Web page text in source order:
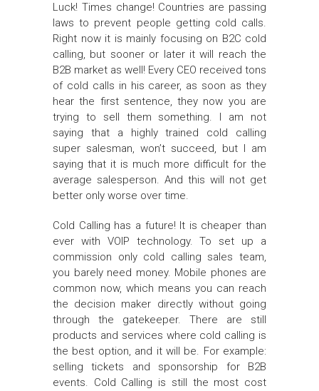
Luck! Times change! Countries are passing
laws to prevent people getting cold calls.
Right now it is mainly focusing on B2C cold
calling, but sooner or later it will reach the
B2B market as well! Every CEO received tons
of cold calls in his career, as soon as they
hear the first sentence, they now you are
trying to sell them something. I am not
saying that a highly trained cold calling
super salesman, won’t succeed, but I am
saying that it is much more difficult for the
average salesperson. And this will not get
better only worse over time.
Cold Calling has a future! It is cheaper than
ever with VOIP technology. To set up a
commission only cold calling sales team,
you barely need money. Mobile phones are
common now, which means you can reach
the decision maker directly without going
through the gatekeeper. There are still
products and services where cold calling is
the best option, and it will be. For example:
selling tickets and sponsorship for B2B
events. Cold Calling is still the most cost